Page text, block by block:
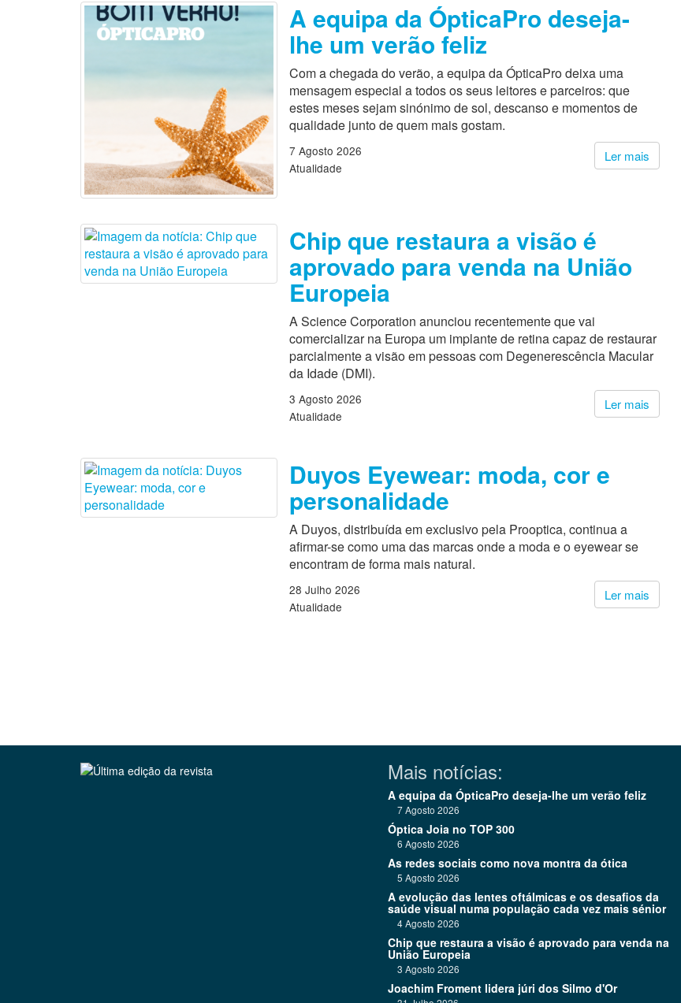
A equipa da ÓpticaPro deseja-
lhe um verão feliz
Com a chegada do verão, a equipa da ÓpticaPro deixa uma
mensagem especial a todos os seus leitores e parceiros: que
estes meses sejam sinónimo de sol, descanso e momentos de
qualidade junto de quem mais gostam.
Ler mais
7 Agosto 2026
Atualidade
Chip que restaura a visão é
aprovado para venda na União
Europeia
A Science Corporation anunciou recentemente que vai
comercializar na Europa um implante de retina capaz de restaurar
parcialmente a visão em pessoas com Degenerescência Macular
da Idade (DMI).
Ler mais
3 Agosto 2026
Atualidade
Duyos Eyewear: moda, cor e
personalidade
A Duyos, distribuída em exclusivo pela Prooptica, continua a
afirmar-se como uma das marcas onde a moda e o eyewear se
encontram de forma mais natural.
Ler mais
28 Julho 2026
Atualidade
Mais notícias:
A equipa da ÓpticaPro deseja-lhe um verão feliz
7 Agosto 2026
Óptica Joia no TOP 300
6 Agosto 2026
As redes sociais como nova montra da ótica
5 Agosto 2026
A evolução das lentes oftálmicas e os desafios da
saúde visual numa população cada vez mais sénior
4 Agosto 2026
Chip que restaura a visão é aprovado para venda na
União Europeia
3 Agosto 2026
Joachim Froment lidera júri dos Silmo d'Or